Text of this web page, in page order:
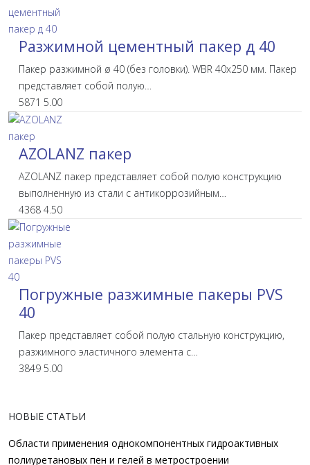
Разжимной цементный пакер д 40
Пакер разжимной ø 40 (без головки). WBR 40х250 мм. Пакер
представляет собой полую…
5871 5.00
AZOLANZ пакер
AZOLANZ пакер представляет собой полую конструкцию
выполненную из стали с антикоррозийным…
4368 4.50
Погружные разжимные пакеры PVS
40
Пакер представляет собой полую стальную конструкцию,
разжимного эластичного элемента с…
3849 5.00
НОВЫЕ СТАТЬИ
Области применения однокомпонентных гидроактивных
полиуретановых пен и гелей в метростроении